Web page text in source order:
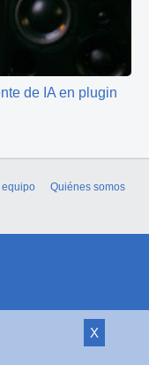
de IA en plugin
X
equipo
Quiénes somos